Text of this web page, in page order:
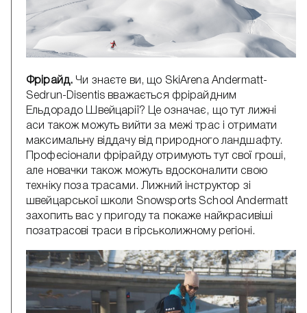
Фрірайд. Чи знаєте ви, що SkiArena Andermatt-
Sedrun-Disentis вважається фрірайдним
Ельдорадо Швейцарії? Це означає, що тут лижні
аси також можуть вийти за межі трас і отримати
максимальну віддачу від природного ландшафту.
Професіонали фрірайду отримують тут свої гроші,
але новачки також можуть вдосконалити свою
техніку поза трасами. Лижний інструктор зі
швейцарської школи Snowsports School Andermatt
захопить вас у пригоду та покаже найкрасивіші
позатрасові траси в гірськолижному регіоні.